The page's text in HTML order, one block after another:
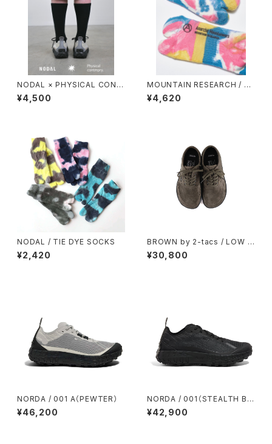
NODAL × PHYSICAL CONT
MPRY.
¥4,500
MOUNTAIN RESEARCH / TI
E DYE TABI
¥4,620
NODAL / TIE DYE SOCKS
¥2,420
BROWN by 2-tacs / LOW D
ROP SNEAKER
¥30,800
NORDA / 001 A（PEWTER）
¥46,200
NORDA / 001（STEALTH BL
ACK）
¥42,900